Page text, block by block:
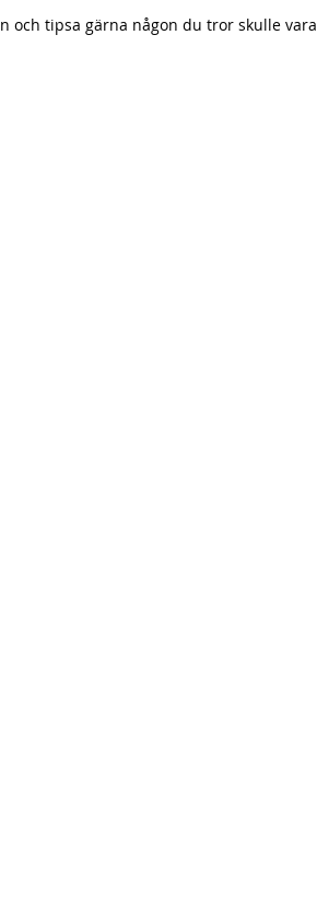
och tipsa gärna någon du tror skulle vara